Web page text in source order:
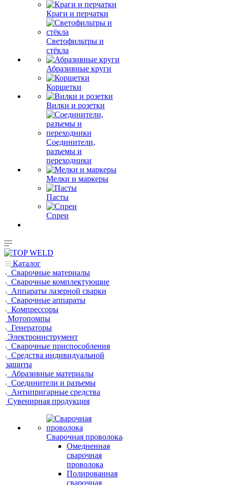
Краги и перчатки
Светофильтры и
стёкла
Абразивные круги
Корщетки
Вилки и розетки
Соединители,
разъемы и
переходники
Мелки и маркеры
Пасты
Спреи
Каталог
Сварочные материалы
Сварочные комплектующие
Аппараты лазерной сварки
Сварочные аппараты
Компрессоры
Мотопомпы
Генераторы
Электроинструмент
Сварочные приспособления
Средства индивидуальной
защиты
Абразивные материалы
Соединители и разъемы
Антипригарные средства
Сувенирная продукция
Сварочная проволока
Омедненная
сварочная
проволока
Полированная
сварочная